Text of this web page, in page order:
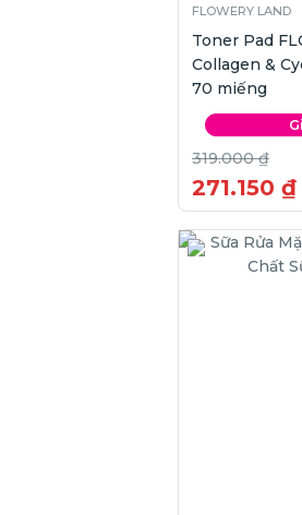
FLOWERY LAND
Toner Pad
Collagen &
70 miếng
319.000 ₫
271.150 ₫